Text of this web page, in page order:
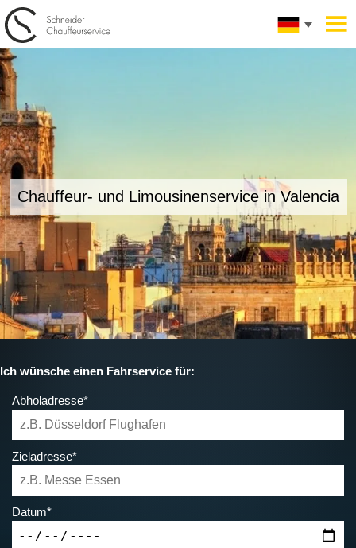
Chauffeur- und Limousinenservice in Valencia
Ich wünsche einen Fahrservice für:
Abholadresse*
Zieladresse*
Datum*